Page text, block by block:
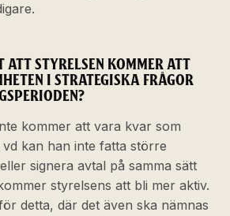
ATT STYRELSEN KOMMER ATT
I STRATEGISKA FRÅGOR
kommer att vara kvar som
kan han inte fatta större
signera avtal på samma sätt
styrelsens att bli mer aktiv.
detta, där det även ska nämnas